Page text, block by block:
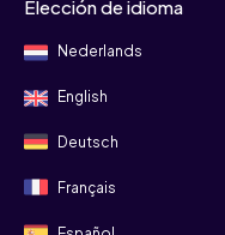
Elección de idioma
Nederlands
English
Deutsch
Français